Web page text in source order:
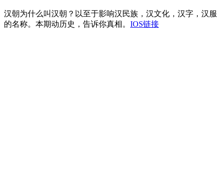
汉朝为什么叫汉朝？以至于影响汉民族，汉文化，汉字，汉服
的名称。本期动历史，告诉你真相。 IOS链接